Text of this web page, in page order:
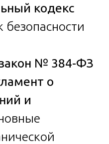
кодекс
безопасности
№ 384-ФЗ
о
и